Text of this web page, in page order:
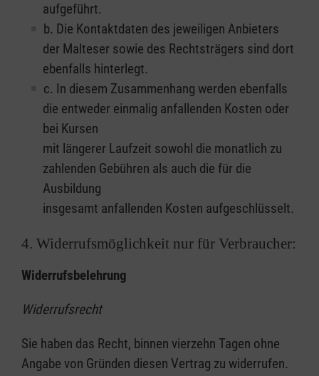
aufgeführt.
b. Die Kontaktdaten des jeweiligen Anbieters
der Malteser sowie des Rechtsträgers sind dort
ebenfalls hinterlegt.
c. In diesem Zusammenhang werden ebenfalls
die entweder einmalig anfallenden Kosten oder
bei Kursen
mit längerer Laufzeit sowohl die monatlich zu
zahlenden Gebühren als auch die für die
Ausbildung
insgesamt anfallenden Kosten aufgeschlüsselt.
4. Widerrufsmöglichkeit nur für Verbraucher:
Widerrufsbelehrung
Widerrufsrecht
Sie haben das Recht, binnen vierzehn Tagen ohne
Angabe von Gründen diesen Vertrag zu widerrufen.